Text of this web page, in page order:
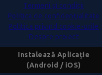
Termeni și condiții
Politica de confidențialitate
Politica privind cookie-urile
Despre proiect
Instalează Aplicație
(Android / iOS)